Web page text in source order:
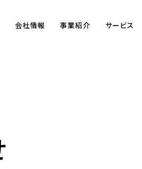
会社情報 事業紹介 サービス